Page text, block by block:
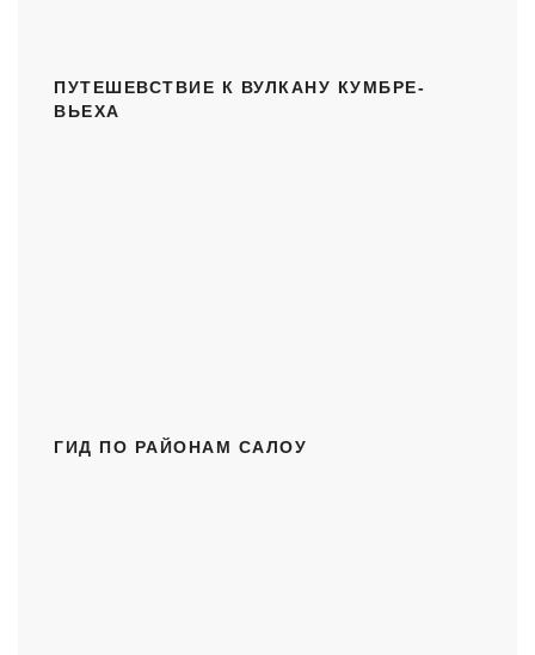
ПУТЕШЕВСТВИЕ К ВУЛКАНУ КУМБРЕ-
ВЬЕХА
ГИД ПО РАЙОНАМ САЛОУ